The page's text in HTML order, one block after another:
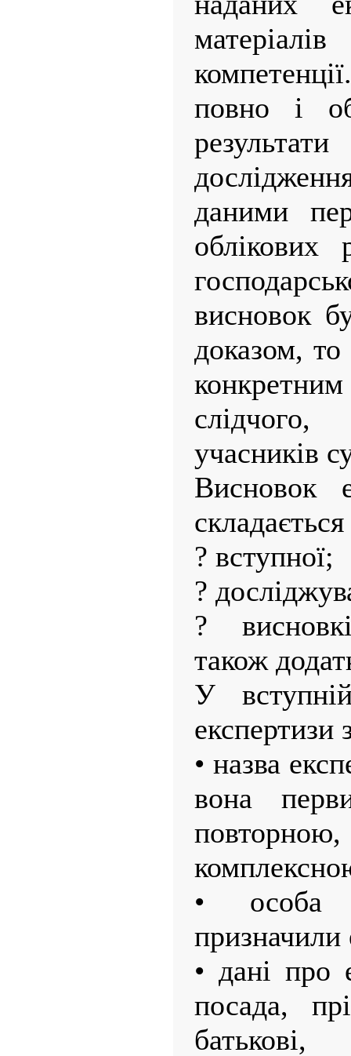
повно і
даними
облікових
висновок
доказом,
учасників
Висновок
? вступної;
?
?
також
У
експертизи
• назва
вона
• особа
призначили
• дані про
посада,
батькові,